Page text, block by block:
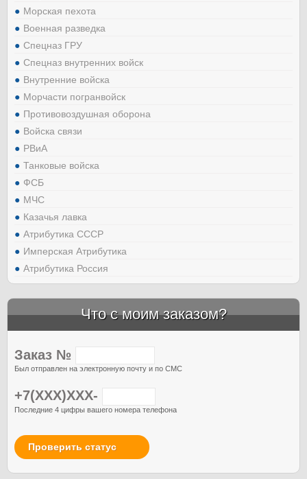
Морская пехота
Военная разведка
Спецназ ГРУ
Спецназ внутренних войск
Внутренние войска
Морчасти погранвойск
Противовоздушная оборона
Войска связи
РВиА
Танковые войска
ФСБ
МЧС
Казачья лавка
Атрибутика СССР
Имперская Атрибутика
Атрибутика Россия
Что с моим заказом?
Заказ №
Был отправлен на электронную почту и по СМС
+7(XXX)XXX-
Последние 4 цифры вашего номера телефона
Проверить статус